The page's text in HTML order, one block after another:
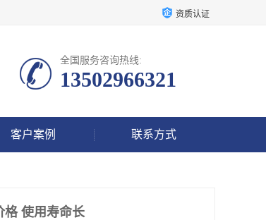
资质认证
全国服务咨询热线:
13502966321
客户案例 联系方式
格 使用寿命长